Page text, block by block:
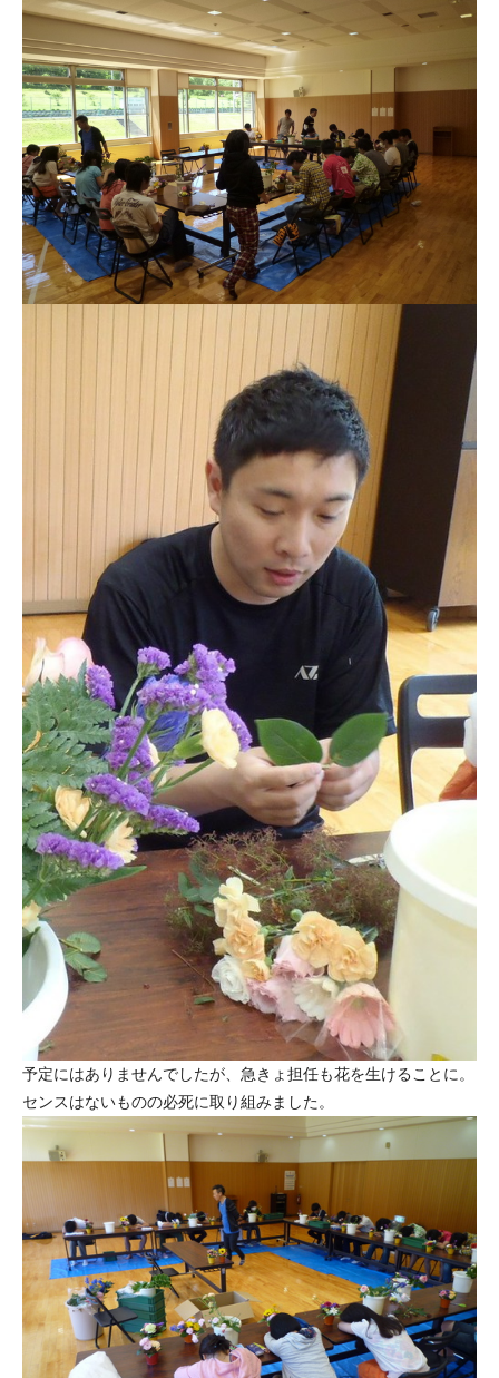
予定にはありませんでしたが、急きょ担任も花を生けることに。
センスはないものの必死に取り組みました。